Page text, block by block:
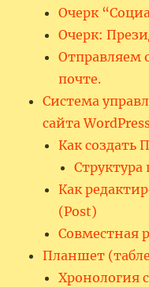
Очерк
Очерк:
Отправляем
почте.
Система
сайта
Как создать
Структура
Как
(Post)
Совместная
Планшет
Хронология